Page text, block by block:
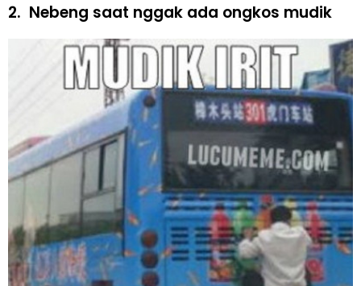
2. Nebeng saat nggak ada ongkos mudik